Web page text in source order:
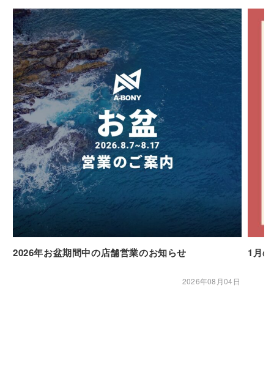
2026年お盆期間中の店舗営業のお知らせ
2026年08月04日
1月